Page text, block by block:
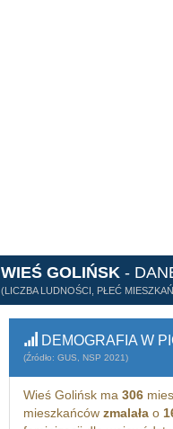
WIEŚ GOLIŃSK -
(LICZBA LUDNOŚCI, PŁEĆ
DEMOGRAFIA W
(Źródło: GUS, NSP 2021)
Wieś Golińsk ma 306
mieszkańców zmalałao